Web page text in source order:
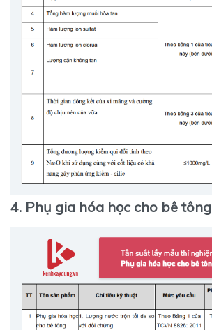
4. Phụ gia hóa học cho bê tông